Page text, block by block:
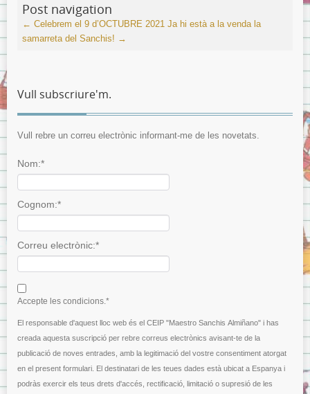
Post navigation
← Celebrem el 9 d’OCTUBRE 2021 Ja hi està a la venda la
samarreta del Sanchis! →
Vull subscriure'm.
Vull rebre un correu electrònic informant-me de les novetats.
Nom:*
Cognom:*
I agree terms and conditions.*
Correu electrònic:*
Accepte les condicions.*
El responsable d'aquest lloc web és el CEIP "Maestro Sanchis Almiñano" i has
creada aquesta suscripció per rebre correus electrònics avisant-te de la
publicació de noves entrades, amb la legitimació del vostre consentiment atorgat
en el present formulari. El destinatari de les teues dades està ubicat a Espanya i
podràs exercir els teus drets d'accés, rectificació, limitació o supresió de les